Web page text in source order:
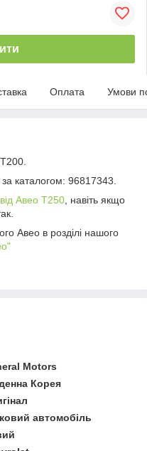
Оплата Умови
каталогом: 96817343.
Авео Т250 , навіть якщо
Авео в розділі нашого
Motors
Корея
автомобіль